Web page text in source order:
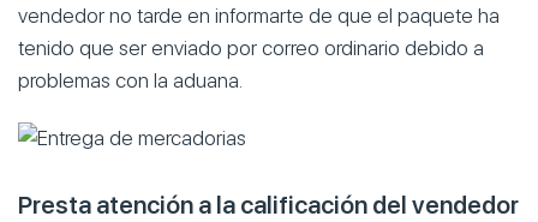
vendedor no tarde en informarte de que el paquete ha
tenido que ser enviado por correo ordinario debido a
problemas con la aduana.
Presta atención a la calificación del vendedor